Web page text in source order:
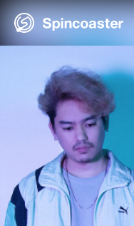
Skip